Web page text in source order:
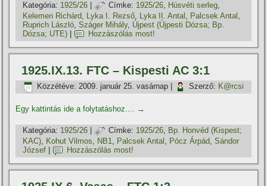
Kategória: 1925/26 | Címke: 1925/26, Húsvéti serleg,
Kelemen Richárd Lyka I. Rezső Lyka II. Antal Palcsek Antal
Ruprich László ,Száger Mihály, Újpest (Újpesti Dózsa; Bp.
Dózsa; UTE)
Hozzászólás most!
1925.IX.13. FTC – Kispesti AC 3:1
Közzétéve: 2009. január 25. vasárnap Szerző: K@rcsi
Egy kattintás ide a folytatáshoz.... →
Kategória: 1925/26 | Címke: 1925/26, Bp. Honvéd (Kispest;
KAC) Kohut Vilmos NB1 Palcsek Antal Pócz Árpád ,Sándor
József
Hozzászólás most!